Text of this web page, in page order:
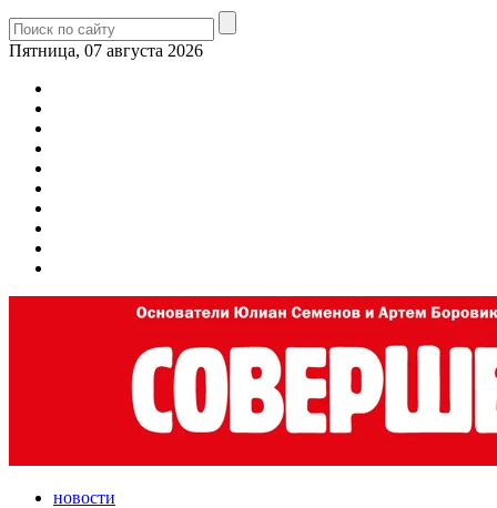
Пятница, 07 августа 2026
новости